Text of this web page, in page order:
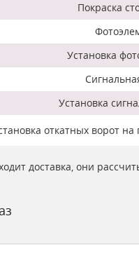
Покраска
Установка
Установка
откатных ворот
доставка, они